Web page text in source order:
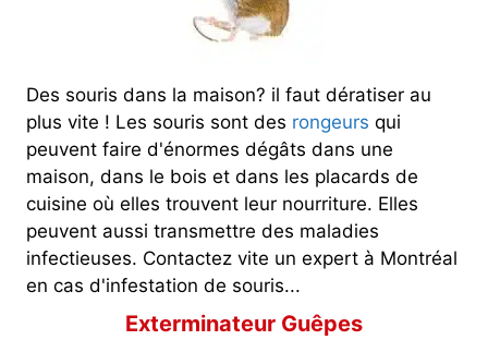
Des souris dans la maison? il faut dératiser au
plus vite ! Les souris sont des rongeurs qui
peuvent faire d'énormes dégâts dans une
maison, dans le bois et dans les placards de
cuisine où elles trouvent leur nourriture. Elles
peuvent aussi transmettre des maladies
infectieuses. Contactez vite un expert à Montréal
en cas d'infestation de souris...
Exterminateur Guêpes